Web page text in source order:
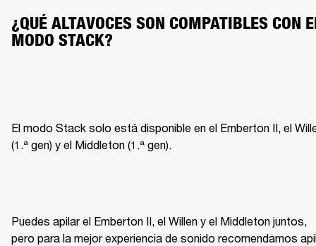
¿QUÉ ALTAVOCES SON COMPATIBLES CON
MODO STACK?
El modo Stack solo está disponible en el Emberton II, el
(1.ª gen) y el Middleton (1.ª gen).
Puedes apilar el Emberton II, el Willen y el Middleton juntos,
pero para la mejor experiencia de sonido recomendamos